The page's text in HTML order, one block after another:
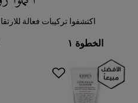
اكتشفوا تركيبات فعالة
الخطوة ١